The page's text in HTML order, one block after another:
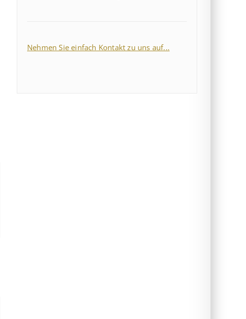
Nehmen Sie einfach Kontakt zu uns auf...